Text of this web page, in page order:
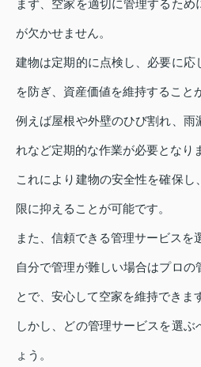
まず、空家を適切に管理するため
が欠かせません。
建物は定期的に点検し、必要に応
を防ぎ、資産価値を維持すること
例えば屋根や外壁のひび割れ、雨
れなど定期的な作業が必要となり
これにより建物の安全性を確保
限に抑えることが可能です。
また、信頼できる管理サービスを
自分で管理が難しい場合はプロの
とで、安心して空家を維持できま
しかし、どの管理サービスを選ぶ
ょう。